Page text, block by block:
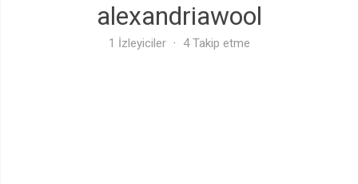
alexandriawool
1 İzleyiciler · 4 Takip etme